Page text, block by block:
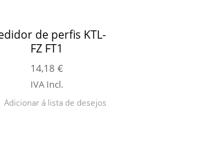
de perfis KTL-
FZ FT1
14,18€
IVA Incl.
Adicionar á lista de desejos